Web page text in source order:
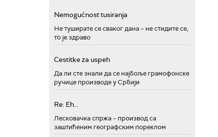
Nemogućnost tusiranja
Не туширате се сваког дана – не стидите се,
то је здраво
Cestitke za uspeh
Да ли сте знали да се најбоље грамофонске
ручице производе у Србији
Re: Eh...
Лесковачка спржа – производ са
заштићеним географским пореклом